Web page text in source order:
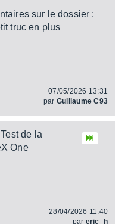
sur le dossier :
truc en plus
07/05/2026 13:31
par Guillaume C93
de la
One
28/04/2026 11:40
par eric_h